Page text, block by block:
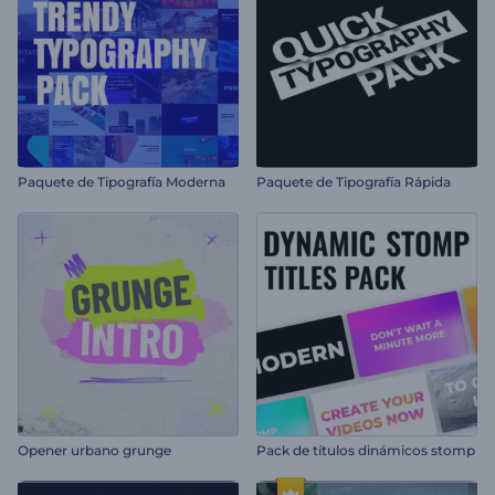
Paquete de Tipografía Moderna Paquete de Tipografía Rápida
Opener urbano grunge Pack de títulos dinámicos stomp